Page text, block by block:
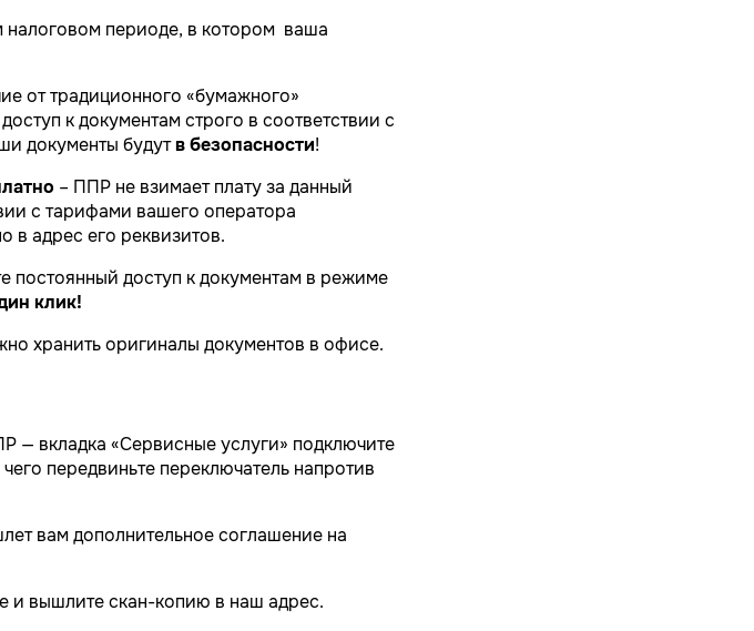
налоговом периоде, в котором ваша
от традиционного «бумажного»
к документам строго в соответствии с
документы будутв безопасности!
– ППР не взимает плату за данный
с тарифами вашего оператора
в адрес его реквизитов.
постоянный доступ к документам в режиме
клик!
хранить оригиналы документов в офисе.
вкладка «Сервисные услуги» подключите
передвиньте переключатель напротив
вам дополнительное соглашение на
вышлите скан-копию в наш адрес.